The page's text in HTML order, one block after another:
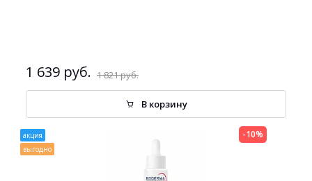
1 639 руб. 1 821 руб.
В корзину
акция
выгодно
-10%